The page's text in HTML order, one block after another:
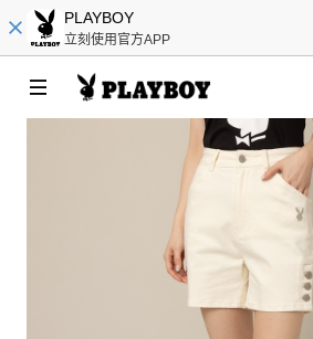
PLAYBOY
立刻使用官方APP